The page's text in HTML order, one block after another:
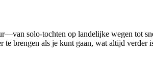
solo-tochten op landelijke wegen tot
brengen als je kunt gaan, wat altijd verder